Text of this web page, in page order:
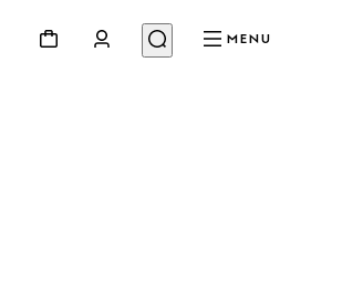
MENU